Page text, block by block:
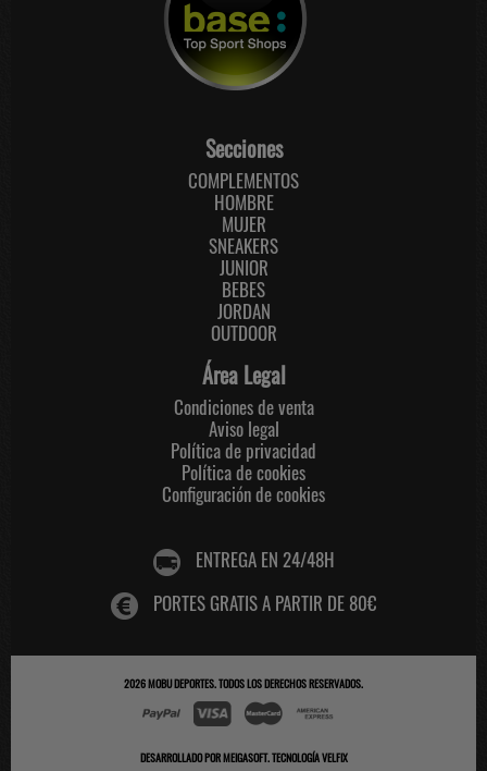
Secciones
COMPLEMENTOS
HOMBRE
MUJER
SNEAKERS
JUNIOR
BEBES
JORDAN
OUTDOOR
Área Legal
Condiciones de venta
Aviso legal
Política de privacidad
Política de cookies
Configuración de cookies
ENTREGA EN 24/48H
PORTES GRATIS A PARTIR DE 80€
2026MOBU DEPORTES. TODOS LOS DERECHOS RESERVADOS.
DESARROLLADO PORMEIGASOFT.TECNOLOGÍA VELFIX